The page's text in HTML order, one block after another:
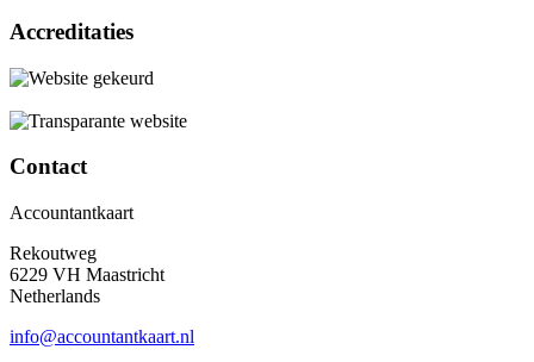
Accreditaties
Contact
Accountantkaart
Rekoutweg
6229 VH Maastricht
Netherlands
info@accountantkaart.nl